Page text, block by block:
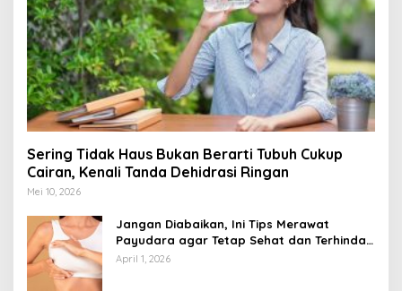
Sering Tidak Haus Bukan Berarti Tubuh Cukup
Cairan, Kenali Tanda Dehidrasi Ringan
Mei 10, 2026
Jangan Diabaikan, Ini Tips Merawat
Payudara agar Tetap Sehat dan Terhindar
dari Risiko Penyakit
April 1, 2026